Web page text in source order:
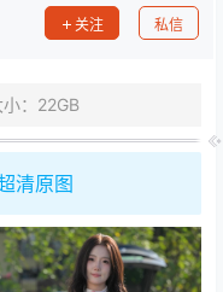
关注 私信
：22GB
清原图